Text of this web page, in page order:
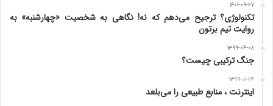
۱۴۰۱-۰۹-۲۷
تکنولوژی؟ ترجیح می‌دهم که نه! نگاهی به شخصیت «چهارشنبه» به
روایت تیم برتون
۱۳۹۹-۰۴-۰۸
جنگ ترکیبی چیست؟
۱۳۹۹-۰۱-۲۴
اینترنت ، منابع طبیعی را می‌بلعد